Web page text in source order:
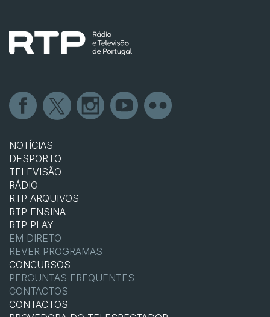
NOTÍCIAS
DESPORTO
TELEVISÃO
RÁDIO
RTP ARQUIVOS
RTP ENSINA
RTP PLAY
EM DIRETO
REVER PROGRAMAS
CONCURSOS
PERGUNTAS FREQUENTES
CONTACTOS
CONTACTOS